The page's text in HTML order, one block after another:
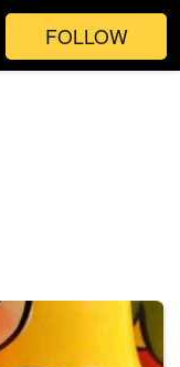
FOLLOW